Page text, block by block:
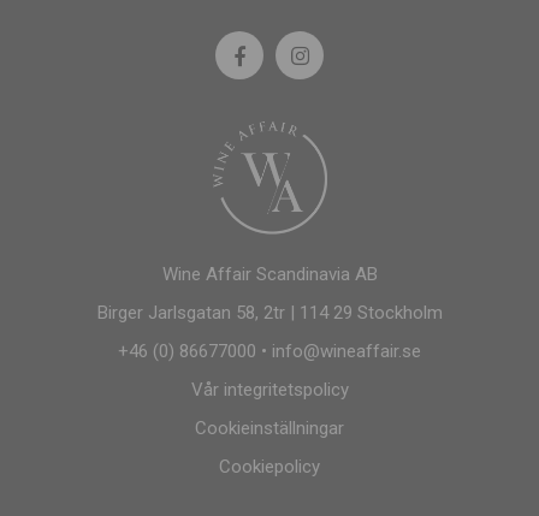
Wine Affair Scandinavia AB
Birger Jarlsgatan 58, 2tr | 114 29 Stockholm
+46 (0) 86677000 • info@wineaffair.se
Vår integritetspolicy
Cookieinställningar
Cookiepolicy